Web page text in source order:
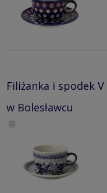
Filiżanka i spodek
w Bolesławcu